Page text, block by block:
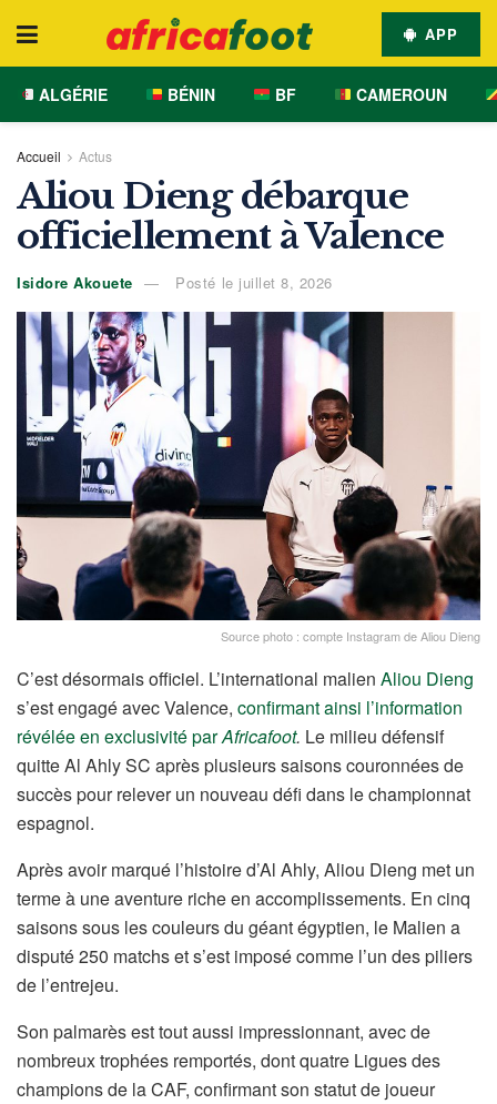
APP
ALGÉRIE BÉNIN BF CAMEROUN
Accueil Actus
Aliou Dieng débarque
officiellement à Valence
Isidore Akouete Posté le juillet 8, 2026
Source photo : compte Instagram de Aliou Dieng
C’est désormais officiel. L’international malien Aliou Dieng
s’est engagé avec Valence, confirmant ainsi l’information
révélée en exclusivité parAfricafoot. Le milieu défensif
quitte Al Ahly SC après plusieurs saisons couronnées de
succès pour relever un nouveau défi dans le championnat
espagnol.
Après avoir marqué l’histoire d’Al Ahly, Aliou Dieng met un
terme à une aventure riche en accomplissements. En cinq
saisons sous les couleurs du géant égyptien, le Malien a
disputé 250 matchs et s’est imposé comme l’un des piliers
de l’entrejeu.
Son palmarès est tout aussi impressionnant, avec de
nombreux trophées remportés, dont quatre Ligues des
champions de la CAF, confirmant son statut de joueur